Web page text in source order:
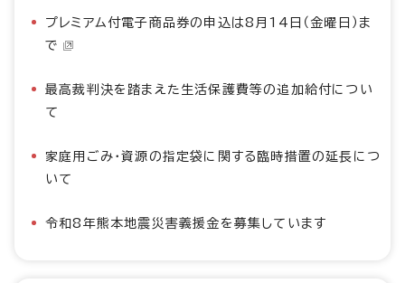
プレミアム付電子商品券の申込は8月14日（金曜日）ま
で
最高裁判決を踏まえた生活保護費等の追加給付につい
て
家庭用ごみ・資源の指定袋に関する臨時措置の延長につ
いて
令和8年熊本地震災害義援金を募集しています